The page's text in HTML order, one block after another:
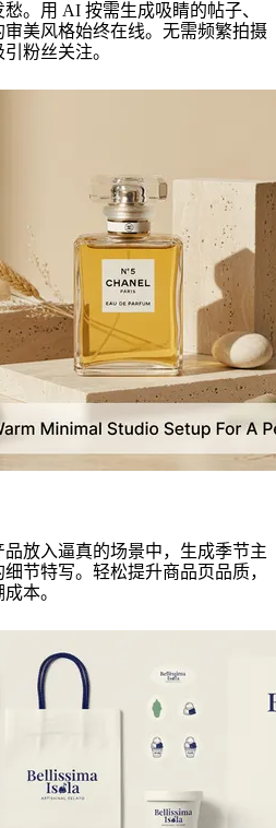
。用 AI 按需生成吸睛的帖子、
美风格始终在线。无需频繁拍摄
粉丝关注。
放入逼真的场景中，生成季节主
节特写。轻松提升商品页品质，
本。